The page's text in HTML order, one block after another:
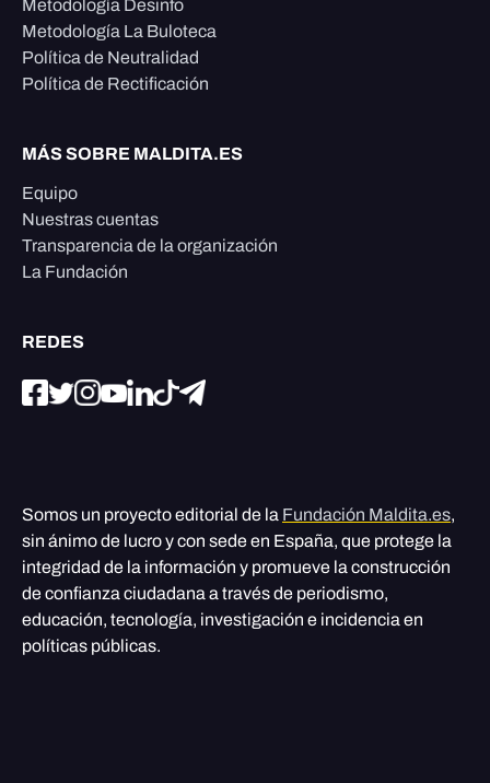
Metodología Desinfo
Metodología La Buloteca
Política de Neutralidad
Política de Rectificación
MÁS SOBRE MALDITA.ES
Equipo
Nuestras cuentas
Transparencia de la organización
La Fundación
REDES
Somos un proyecto editorial de la Fundación Maldita.es,
sin ánimo de lucro y con sede en España, que protege la
integridad de la información y promueve la construcción
de confianza ciudadana a través de periodismo,
educación, tecnología, investigación e incidencia en
políticas públicas.